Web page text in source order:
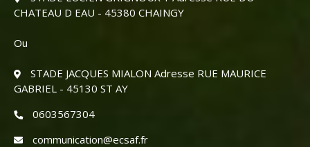
CHATEAU D EAU - 45380 CHAINGY
Ou
STADE JACQUES MIALON Adresse RUE MAURICE
GABRIEL - 45130 ST AY
0603567304
communication@ecsaf.fr